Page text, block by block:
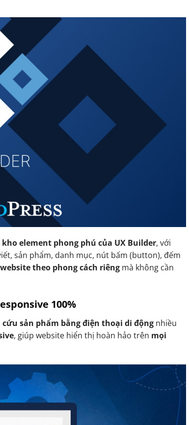
kho element phong phú của UX Builder, với
sản phẩm, danh mục, nút bấm (button), đếm
theo phong cách riêng mà không cần
100%
sản phẩm bằng điện thoại di động nhiều
, giúp website hiển thị hoàn hảo trên mọi